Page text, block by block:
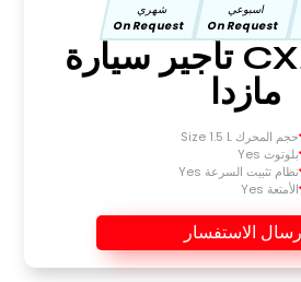
اسبوعي
On Request
شهري
On Request
CX5 2024 تأجير سيارة
مازدا
حجم المحرك Size 1.5 L
بلوتوث Yes
نظام تثبيت السرعة Yes
الأمتعة Yes
الاستفسار